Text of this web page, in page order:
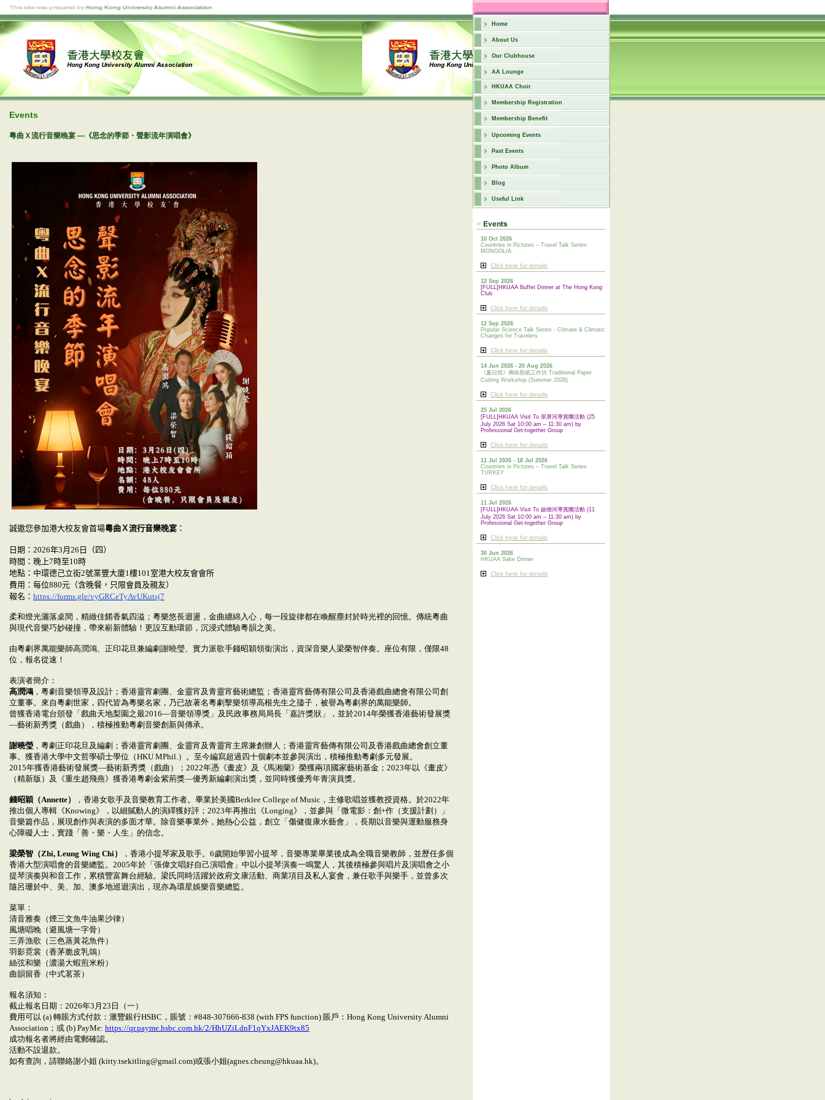
Home
About Us
Our Clubhouse
AA Lounge
HKUAA Choir
Membership Registration
Membership Benefit
Upcoming Events
Past Events
Photo Album
Blog
Useful Link
10 Oct 2026
Countries in Pictures – Travel Talk Series:
MONGOLIA
Click here for details
12 Sep 2026
[FULL]HKUAA Buffet Dinner at The Hong Kong
Club
Click here for details
12 Sep 2026
Popular Science Talk Series - Climate & Climatic
Changes for Travelers
Click here for details
14 Jun 2026 - 20 Aug 2026
《夏日情》傳統剪紙工作坊 Traditional Paper
Cutting Workshop (Summer 2026)
Click here for details
25 Jul 2026
[FULL]HKUAA Visit To 翠屏河導賞團活動 (25
July 2026 Sat 10:00 am – 11:30 am) by
Professional Get-together Group
Click here for details
11 Jul 2026 - 18 Jul 2026
Countries in Pictures – Travel Talk Series
TURKEY
Click here for details
11 Jul 2026
[FULL]HKUAA Visit To 啟德河導賞團活動 (11
July 2026 Sat 10:00 am – 11:30 am) by
Professional Get-together Group
Click here for details
30 Jun 2026
HKUAA Sake Dinner
Click here for details
Events
粵曲Ｘ流行音樂晚宴 —《思念的季節・聲影流年演唱會》
誠邀您參加港大校友會首場粵曲Ｘ流行音樂晚宴 ：
日期： 2026年3月 26 日（四）
時間：晚上7時至10時
地點：中環德己立街2號業豐大廈1樓101室港大校友會會所
費用：每位880元（含晚餐，只限會員及親友）
報名： https://forms.gle/vyGRCeTyAvUKutsj7
柔和燈光灑落桌間，精緻佳餚香氣四溢；粵樂悠長迴盪，金曲纏綿入心，每一段旋律都在喚醒塵封於時光裡的回憶。傳統粵曲
與現代音樂巧妙碰撞，帶來嶄新體驗！更設互動環節，沉浸式體驗粵韻之美。
由粵劇界萬能樂師高潤鴻、正印花旦兼編劇謝曉瑩、實力派歌手錢昭穎領銜演出，資深音樂人梁榮智伴奏。座位有限，僅限48
位，報名從速！
表演者簡介：
高潤鴻 ，粵劇音樂領導及設計；香港靈宵劇團、金靈宵及青靈宵藝術總監；香港靈宵藝傳有限公司及香港戲曲總會有限公司創
立董事。來自粵劇世家，四代皆為粵樂名家，乃已故著名粵劇擊樂領導高根先生之孻子，被譽為粵劇界的萬能樂師。
曾獲香港電台頒發「戲曲天地梨園之最2016—音樂領導獎」及民政事務局局長「嘉許獎狀」，並於2014年榮獲香港藝術發展獎
—藝術新秀獎（戲曲），積極推動粵劇音樂創新與傳承。
謝曉瑩 ，粵劇正印花旦及編劇；香港靈宵劇團、金靈宵及青靈宵主席兼創辦人；香港靈宵藝傳有限公司及香港戲曲總會創立董
事。獲香港大學中文哲學碩士學位（HKU MPhil.）。至今編寫超過四十個劇本並參與演出，積極推動粵劇多元發展。
2015年獲香港藝術發展獎—藝術新秀獎（戲曲）；2022年憑《畫皮》及《馬湘蘭》榮獲兩項國家藝術基金；2023年以《畫皮》
（精新版）及《重生趙飛燕》獲香港粵劇金紫荊獎—優秀新編劇演出獎，並同時獲優秀年青演員獎。
錢昭穎（Annette）
，香港女歌手及音樂教育工作者。畢業於美國Berklee College of Music，主修歌唱並獲教授資格。於2022年
推出個人專輯《Knowing》，以細膩動人的演繹獲好評；2023年再推出《Longing》，並參與「微電影：創+作（支援計劃）」
音樂篇作品，展現創作與表演的多面才華。除音樂事業外，她熱心公益，創立「傷健復康水藝會」，長期以音樂與運動服務身
心障礙人士，實踐「善・樂・人生」的信念。
梁榮智（Zhi, Leung Wing Chi）
，香港小提琴家及歌手。6歲開始學習小提琴，音樂專業畢業後成為全職音樂教師，並歷任多個
香港大型演唱會的音樂總監。2005年於「張偉文唱好自己演唱會」中以小提琴演奏一鳴驚人，其後積極參與唱片及演唱會之小
提琴演奏與和音工作，累積豐富舞台經驗。梁氏同時活躍於政府文康活動、商業項目及私人宴會，兼任歌手與樂手，並曾多次
隨呂珊於中、美、加、澳多地巡迴演出，現亦為環星娛樂音樂總監。
菜單：
清音雅奏（煙三文魚牛油果沙律）
風塘唱晚（避風塘一字骨）
三弄漁歌（三色蒸黃花魚件）
羽影霓裳（香茅脆皮乳鴿）
絲弦和樂（濃湯大蝦煎米粉）
曲韻留香（中式茗茶）
報名須知：
截止報名日期：2026年3月23日（一）
費用可以 (a) 轉賬方式付款：滙豐銀行HSBC，賬號：#848-307666-838 (with FPS function) 賬戶：Hong Kong University Alumni
Association；或 (b) PayMe: https://qr.payme.hsbc.com.hk/2/HhUZiLdnF1qYxJAEK9tx85
成功報名者將經由電郵確認。
活動不設退款。
如有查詢，請聯絡謝小姐 (kitty.tsekitling@gmail.com)或張小姐(agnes.cheung@hkuaa.hk)。